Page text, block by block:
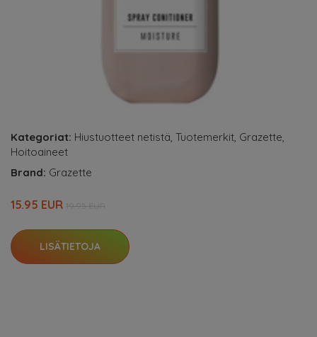
Kategoriat: Hiustuotteet netistä Tuotemerkit Grazette
Hoitoaineet
Brand: Grazette
15.95 EUR
LISÄTIETOJA